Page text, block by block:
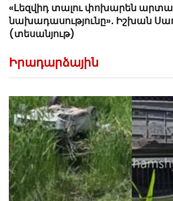
«Լեզվիդ տալու փոխարեն
նախադասությունը»․ Իշխան
(տեսանյութ)
Իրադարձային